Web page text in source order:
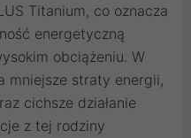
Titanium, co oznacza
energetyczną
obciążeniu. W
mniejsze straty energii,
cichsze działanie
z tej rodziny